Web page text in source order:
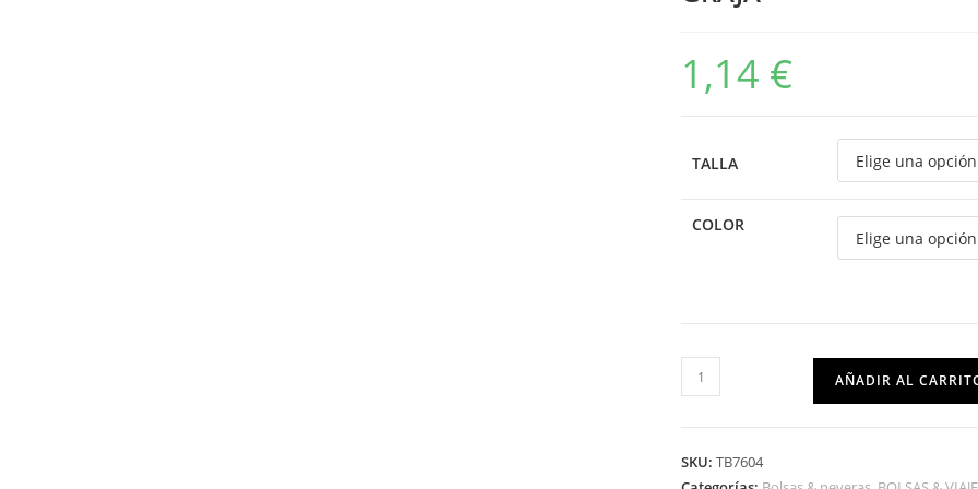
1,14 €
TALLA
COLOR
AÑADIR AL
SKU: TB7604